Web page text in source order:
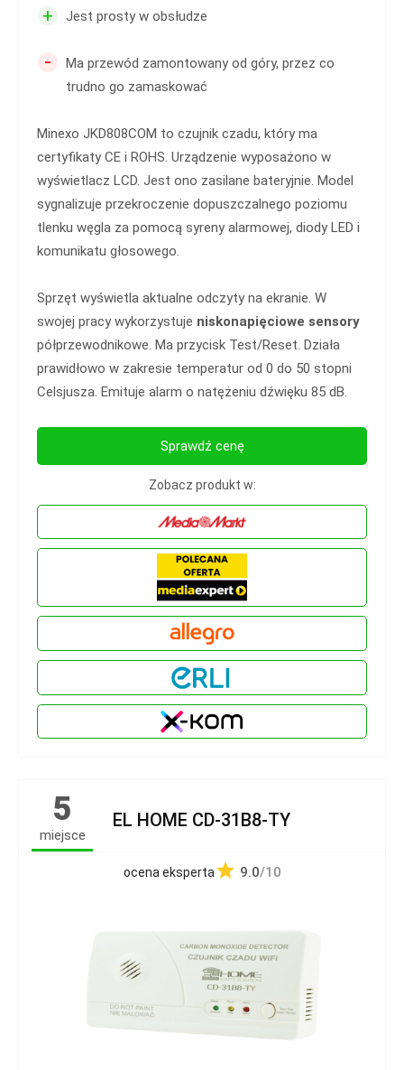
+ Jest prosty w obsłudze
-
Ma przewód zamontowany od góry, przez co
trudno go zamaskować
Minexo JKD808COM to czujnik czadu, który ma
certyfikaty CE i ROHS. Urządzenie wyposażono w
wyświetlacz LCD. Jest ono zasilane bateryjnie. Model
sygnalizuje przekroczenie dopuszczalnego poziomu
tlenku węgla za pomocą syreny alarmowej, diody LED i
komunikatu głosowego.
Sprzęt wyświetla aktualne odczyty na ekranie. W
swojej pracy wykorzystuje niskonapięciowe sensory
półprzewodnikowe. Ma przycisk Test/Reset. Działa
prawidłowo w zakresie temperatur od 0 do 50 stopni
Celsjusza. Emituje alarm o natężeniu dźwięku 85 dB.
Sprawdź cenę
Zobacz produkt w:
5
miejsce
EL HOME CD-31B8-TY
ocena eksperta 9.0/10